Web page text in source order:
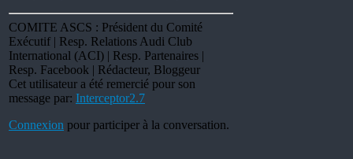
COMITE ASCS : Président du Comité
Exécutif | Resp. Relations Audi Club
International (ACI) | Resp. Partenaires |
Resp. Facebook | Rédacteur, Bloggeur
Cet utilisateur a été remercié pour son
message par: Interceptor2.7
Connexion pour participer à la conversation.